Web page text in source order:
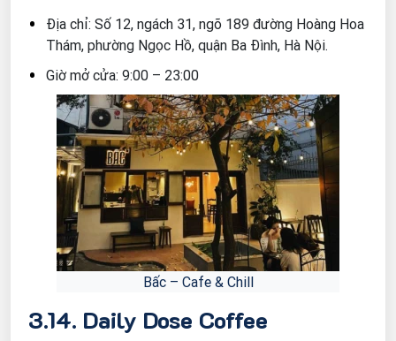
Địa chỉ: Số 12, ngách 31, ngõ 189 đường Hoàng Hoa
Thám, phường Ngọc Hồ, quận Ba Đình, Hà Nội.
Giờ mở cửa: 9:00 – 23:00
Bấc – Cafe & Chill
3.14. Daily Dose Coffee